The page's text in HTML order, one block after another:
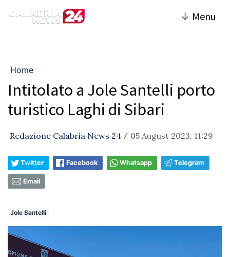
↓ Menu
Home
Intitolato a Jole Santelli porto
turistico Laghi di Sibari
Redazione Calabria News 24 / 05 August 2023, 11:29
Twitter Facebook Whatsapp Telegram
Email
Jole Santelli